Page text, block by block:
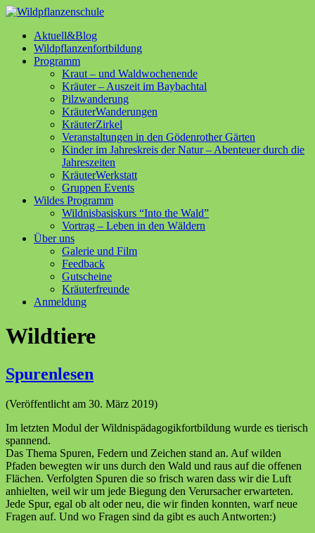
Aktuell&Blog
Wildpflanzenfortbildung
Programm
Kraut – und Waldwochenende
Kräuter – Auszeit im Baybachtal
Pilzwanderung
KräuterWanderungen
KräuterZirkel
Veranstaltungen in den Gödenrother Gärten
Kinder im Jahreskreis der Natur – Abenteuer durch die
Jahreszeiten
KräuterWerkstatt
Gruppen Events
Wildes Programm
Wildnisbasiskurs “Into the Wald”
Vortrag – Leben in den Wäldern
Über uns
Galerie und Film
Feedback
Gutscheine
Kräuterfreunde
Anmeldung
Wildtiere
Spurenlesen
(Veröffentlicht am 30. März 2019)
Im letzten Modul der Wildnispädagogikfortbildung wurde es tierisch
spannend.
Das Thema Spuren, Federn und Zeichen stand an. Auf wilden
Pfaden bewegten wir uns durch den Wald und raus auf die offenen
Flächen. Verfolgten Spuren die so frisch waren dass wir die Luft
anhielten, weil wir um jede Biegung den Verursacher erwarteten.
Jede Spur, egal ob alt oder neu, die wir finden konnten, warf neue
Fragen auf. Und wo Fragen sind da gibt es auch Antworten:)